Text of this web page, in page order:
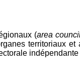
(area
territoriaux et